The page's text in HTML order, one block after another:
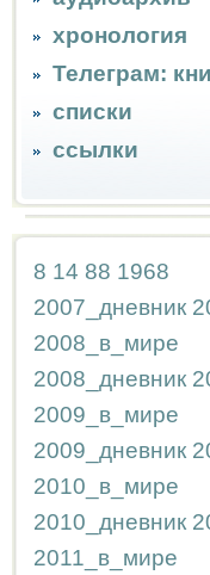
хронология
Телеграм:
списки
ссылки
8 14 88 1968
2007_дневник
2008_в_мире
2008_дневник
2009_в_мире
2009_дневник
2010_в_мире
2010_дневник
2011_в_мире